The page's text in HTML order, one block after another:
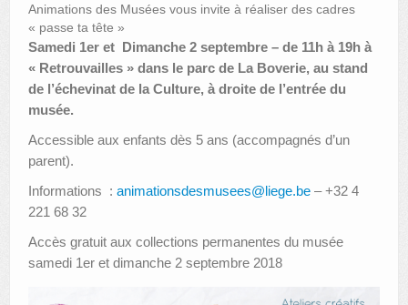
Animations des Musées vous invite à réaliser des cadres
« passe ta tête »
Samedi 1er et Dimanche 2 septembre – de 11h à 19h à
« Retrouvailles » dans le parc de La Boverie, au stand
de l’échevinat de la Culture, à droite de l’entrée du
musée.
Accessible aux enfants dès 5 ans (accompagnés d’un
parent).
Informations : animationsdesmusees@liege.be – +32 4
221 68 32
Accès gratuit aux collections permanentes du musée
samedi 1er et dimanche 2 septembre 2018